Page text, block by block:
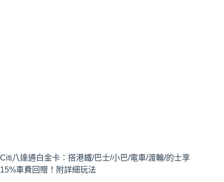
Citi八達通白金卡：搭港鐵/巴士/小巴/電車/渡輪/的士享
15%車費回贈！附詳細玩法